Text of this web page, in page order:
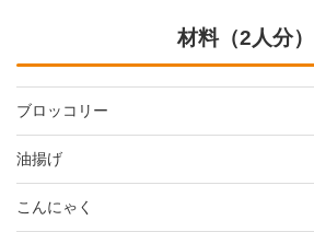
材料（2人分）
ブロッコリー
油揚げ
こんにゃく